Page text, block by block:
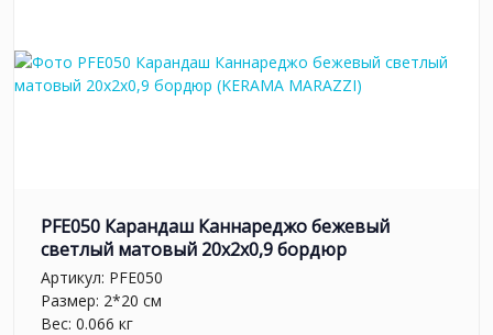
PFE050 Карандаш Каннареджо бежевый
светлый матовый 20x2x0,9 бордюр
Артикул: PFE050
Размер: 2*20 см
Вес: 0.066 кг